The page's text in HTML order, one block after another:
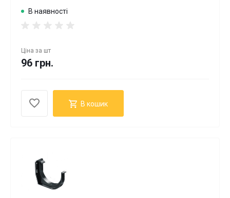
В наявності
Ціна за шт
96 грн.
В кошик